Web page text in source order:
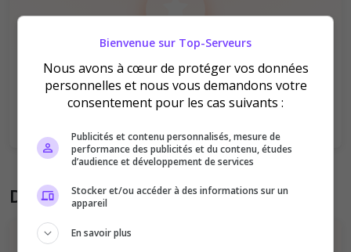
Il n'y a pas encore d'avis sur ce serveur.
Qualité
Staff du serveur
Ambiance
Disponibilité
Donner son avis sur le serveur
Bienvenue sur Top-Serveurs
Nous avons à cœur de protéger vos données
personnelles et nous vous demandons votre
consentement pour les cas suivants :
Publicités et contenu personnalisés, mesure de
performance des publicités et du contenu, études
d’audience et développement de services
Stocker et/ou accéder à des informations sur un
appareil
En savoir plus